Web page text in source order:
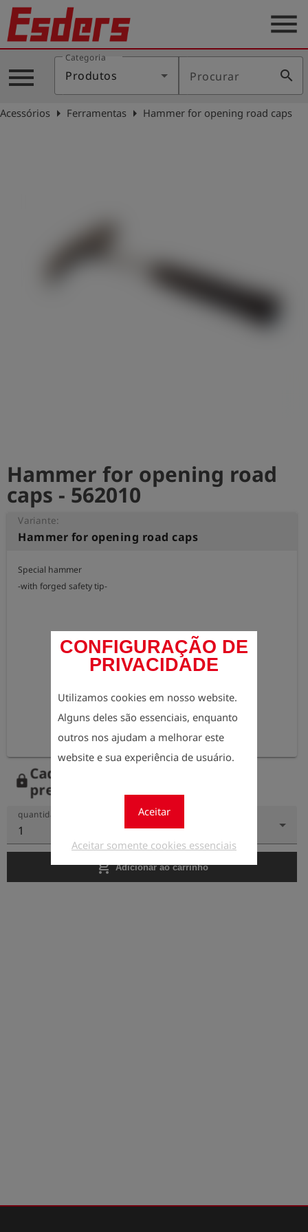
Produtos
CONFIGURAÇÃO DE
PRIVACIDADE
Utilizamos cookies em nosso website.
Alguns deles são essenciais, enquanto
outros nos ajudam a melhorar este
website e sua experiência de usuário.
Aceitar
Aceitar somente cookies essenciais
menu
menu
Categoria
Produtos Procurar search
Acessórios arrow_right Ferramentas arrow_right Hammer for opening road caps
Hammer for opening road
caps - 562010
Variante:
Hammer for opening road caps
Special hammer
-with forged safety tip-
lockCadastre-se agora para ver os
preços.
quantidade
1
add_shopping_cart Adicionar ao carrinho